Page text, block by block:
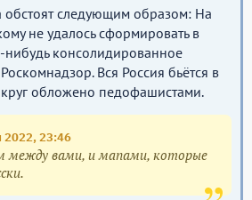
обстоят следующим образом: На
не удалось сформировать в
нибудь консолидированное
Вся Россия бьётся в
обложено педофашистами.
2022, 23:46
между вами, и мапами, которые